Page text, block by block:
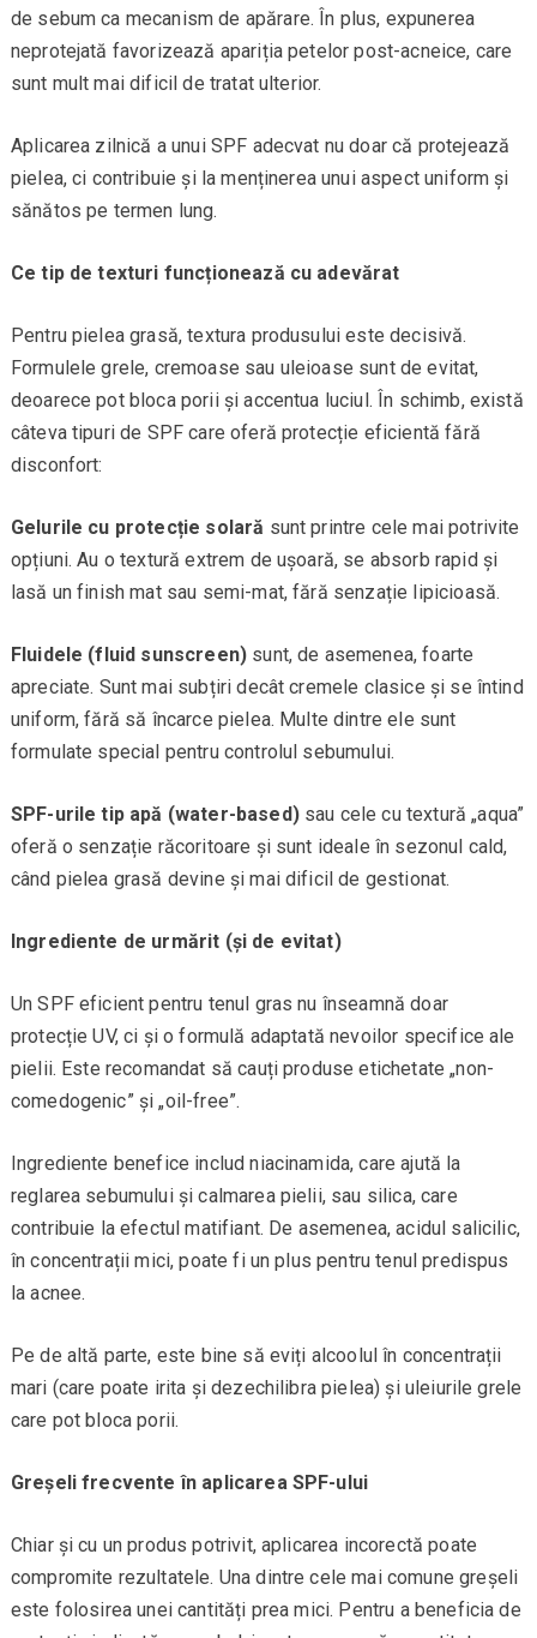
de sebum ca mecanism de apărare. În plus, expunerea
neprotejată favorizează apariția petelor post-acneice, care
sunt mult mai dificil de tratat ulterior.
Aplicarea zilnică a unui SPF adecvat nu doar că protejează
pielea, ci contribuie și la menținerea unui aspect uniform și
sănătos pe termen lung.
Ce tip de texturi funcționează cu adevărat
Pentru pielea grasă, textura produsului este decisivă.
Formulele grele, cremoase sau uleioase sunt de evitat,
deoarece pot bloca porii și accentua luciul. În schimb, există
câteva tipuri de SPF care oferă protecție eficientă fără
disconfort:
Gelurile cu protecție solară sunt printre cele mai potrivite
opțiuni. Au o textură extrem de ușoară, se absorb rapid și
lasă un finish mat sau semi-mat, fără senzație lipicioasă.
Fluidele (fluid sunscreen) sunt, de asemenea, foarte
apreciate. Sunt mai subțiri decât cremele clasice și se întind
uniform, fără să încarce pielea. Multe dintre ele sunt
formulate special pentru controlul sebumului.
SPF-urile tip apă (water-based)sau cele cu textură „aqua”
oferă o senzație răcoritoare și sunt ideale în sezonul cald,
când pielea grasă devine și mai dificil de gestionat.
Ingrediente de urmărit (și de evitat)
Un SPF eficient pentru tenul gras nu înseamnă doar
protecție UV, ci și o formulă adaptată nevoilor specifice ale
pielii. Este recomandat să cauți produse etichetate „non-
comedogenic” și „oil-free”.
Ingrediente benefice includ niacinamida, care ajută la
reglarea sebumului și calmarea pielii, sau silica, care
contribuie la efectul matifiant. De asemenea, acidul salicilic,
în concentrații mici, poate fi un plus pentru tenul predispus
la acnee.
Pe de altă parte, este bine să eviți alcoolul în concentrații
mari (care poate irita și dezechilibra pielea) și uleiurile grele
care pot bloca porii.
Greșeli frecvente în aplicarea SPF-ului
Chiar și cu un produs potrivit, aplicarea incorectă poate
compromite rezultatele. Una dintre cele mai comune greșeli
este folosirea unei cantități prea mici. Pentru a beneficia de